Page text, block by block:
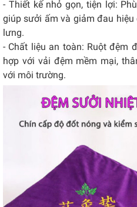
- Thiết kế nhỏ gọn, tiện lợi:
giúp sưởi ấm và giảm đau hiệu
lưng.
- Chất liệu an toàn: Ruột đệm
hợp với vải đệm mềm mại,
với môi trường.